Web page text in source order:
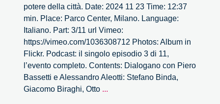
potere della città. Date: 2024 11 23 Time: 12:37
min. Place: Parco Center, Milano. Language:
Italiano. Part: 3/11 url Vimeo:
https://vimeo.com/1036308712 Photos: Album in
Flickr. Podcast: il singolo episodio 3 di 11,
l’evento completo. Contents: Dialogano con Piero
Bassetti e Alessandro Aleotti: Stefano Binda,
Giacomo Biraghi, Otto ...